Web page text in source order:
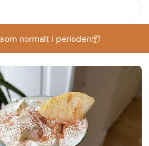
normalt i perioden📦